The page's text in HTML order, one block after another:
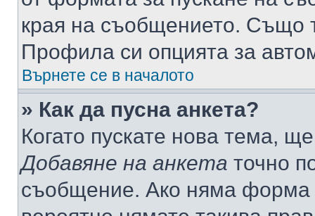
края на съобщението. Също
Профила си опцията за
Върнете се в началото
» Как да пусна анкета?
Когато пускате нова тема,
Добавяне на анкета точно
съобщение. Ако няма форма